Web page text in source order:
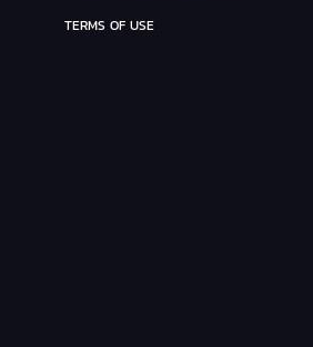
TERMS OF USE